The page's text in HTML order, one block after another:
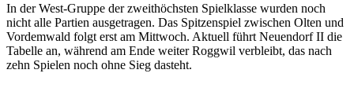
In der West-Gruppe der zweithöchsten Spielklasse wurden noch
nicht alle Partien ausgetragen. Das Spitzenspiel zwischen Olten und
Vordemwald folgt erst am Mittwoch. Aktuell führt Neuendorf II die
Tabelle an, während am Ende weiter Roggwil verbleibt, das nach
zehn Spielen noch ohne Sieg dasteht.